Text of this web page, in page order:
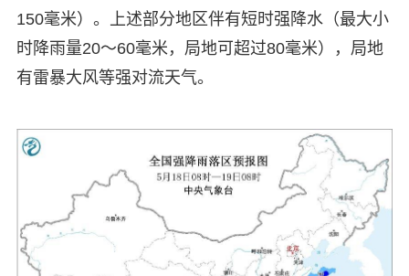
150毫米）。上述部分地区伴有短时强降水（最大小
时降雨量20～60毫米，局地可超过80毫米），局地
有雷暴大风等强对流天气。